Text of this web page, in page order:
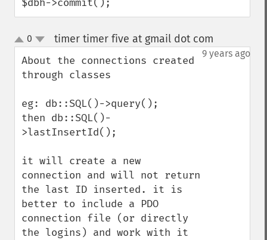
$dbh->commit();
up
down
0 timer timer five at gmail dot com
9 years ago
About the connections created
through classes
eg: db::SQL()->query();
then db::SQL()-
>lastInsertId();
it will create a new
connection and will not return
the last ID inserted. it is
better to include a PDO
connection file (or directly
the logins) and work with it